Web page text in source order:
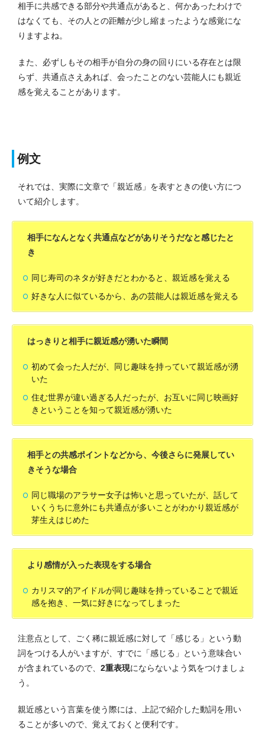
相手に共感できる部分や共通点があると、何かあったわけで
はなくても、その人との距離が少し縮まったような感覚にな
りますよね。
また、必ずしもその相手が自分の身の回りにいる存在とは限
らず、共通点さえあれば、会ったことのない芸能人にも親近
感を覚えることがあります。
例文
それでは、実際に文章で「親近感」を表すときの使い方につ
いて紹介します。
相手になんとなく共通点などがありそうだなと感じたと
き
同じ寿司のネタが好きだとわかると、親近感を覚える
好きな人に似ているから、あの芸能人は親近感を覚える
はっきりと相手に親近感が湧いた瞬間
初めて会った人だが、同じ趣味を持っていて親近感が湧
いた
住む世界が違い過ぎる人だったが、お互いに同じ映画好
きということを知って親近感が湧いた
相手との共感ポイントなどから、今後さらに発展してい
きそうな場合
同じ職場のアラサー女子は怖いと思っていたが、話して
いくうちに意外にも共通点が多いことがわかり親近感が
芽生えはじめた
より感情が入った表現をする場合
カリスマ的アイドルが同じ趣味を持っていることで親近
感を抱き、一気に好きになってしまった
注意点として、ごく稀に親近感に対して「感じる」という動
詞をつける人がいますが、すでに「感じる」という意味合い
が含まれているので、 2重表現にならないよう気をつけましょ
う。
親近感という言葉を使う際には、上記で紹介した動詞を用い
ることが多いので、覚えておくと便利です。